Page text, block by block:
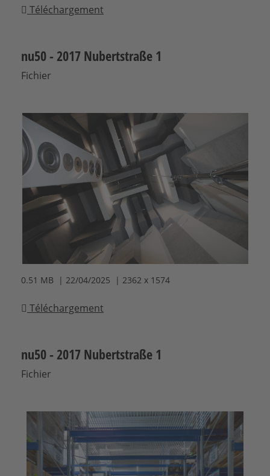
Téléchargement
nu50 - 2017 Nubertstraße 1
Fichier
0.51 MB | 22/04/2025 | 2362 x 1574
Téléchargement
nu50 - 2017 Nubertstraße 1
Fichier